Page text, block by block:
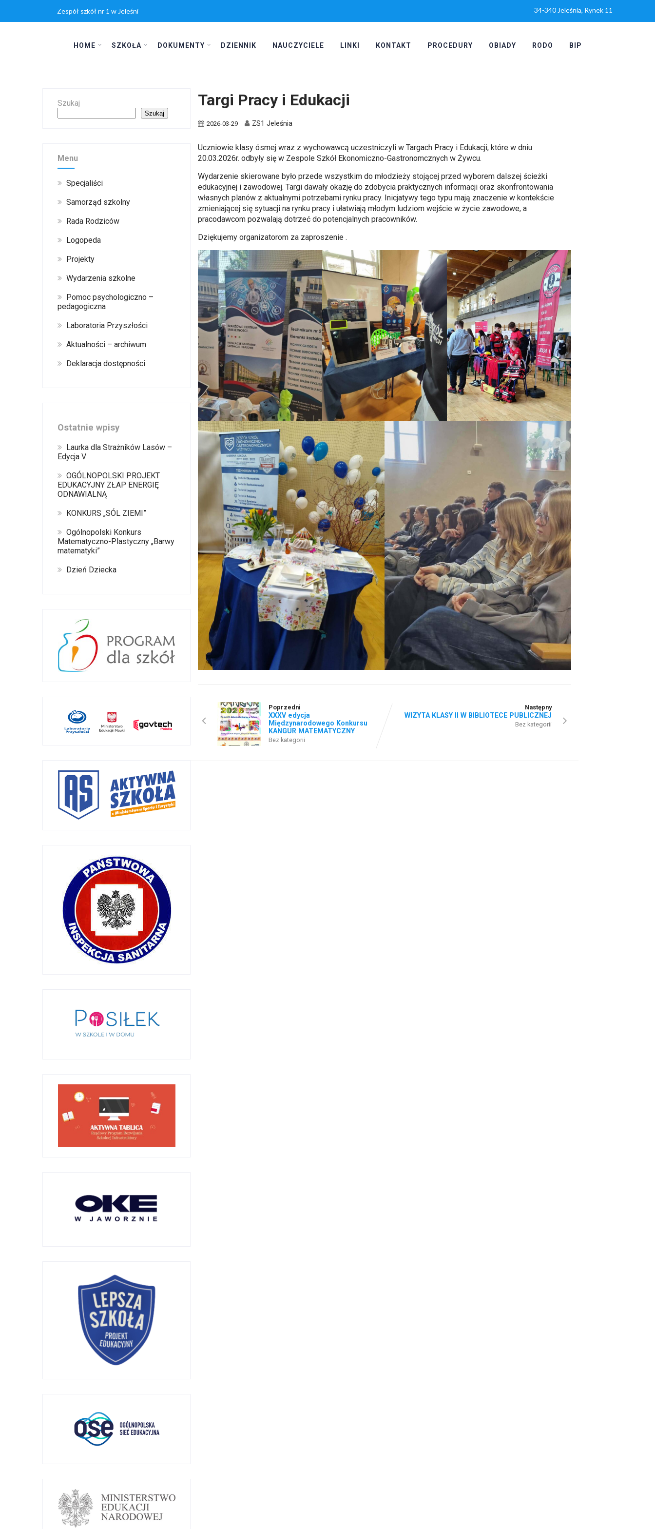
Zespół szkół nr 1 w Jeleśni 34-340 Jeleśnia, Rynek 11
HOME SZKOŁA DOKUMENTY DZIENNIK NAUCZYCIELE LINKI KONTAKT PROCEDURY OBIADY RODO BIP
Szukaj
Szukaj
Menu
Specjaliści
Samorząd szkolny
Rada Rodziców
Logopeda
Projekty
Wydarzenia szkolne
Pomoc psychologiczno –
pedagogiczna
Laboratoria Przyszłości
Aktualności – archiwum
Deklaracja dostępności
Ostatnie wpisy
Laurka dla Strażników Lasów –
Edycja V
OGÓLNOPOLSKI PROJEKT
EDUKACYJNY ZŁAP ENERGIĘ
ODNAWIALNĄ
KONKURS „SÓL ZIEMI”
Ogólnopolski Konkurs
Matematyczno-Plastyczny „Barwy
matematyki”
Dzień Dziecka
Targi Pracy i Edukacji
2026-03-29 ZS1 Jeleśnia
Uczniowie klasy ósmej wraz z wychowawcą uczestniczyli w Targach Pracy i Edukacji, które w dniu
20.03.2026r. odbyły się w Zespole Szkół Ekonomiczno-Gastronomcznych w Żywcu.
Wydarzenie skierowane było przede wszystkim do młodzieży stojącej przed wyborem dalszej ścieżki
edukacyjnej i zawodowej. Targi dawały okazję do zdobycia praktycznych informacji oraz skonfrontowania
własnych planów z aktualnymi potrzebami rynku pracy. Inicjatywy tego typu mają znaczenie w kontekście
zmieniającej się sytuacji na rynku pracy i ułatwiają młodym ludziom wejście w życie zawodowe, a
pracodawcom pozwalają dotrzeć do potencjalnych pracowników.
Dziękujemy organizatorom za zaproszenie .
Poprzedni
XXXV edycja
Międzynarodowego Konkursu
KANGUR MATEMATYCZNY
Bez kategorii
Następny
WIZYTA KLASY II W BIBLIOTECE PUBLICZNEJ
Bez kategorii